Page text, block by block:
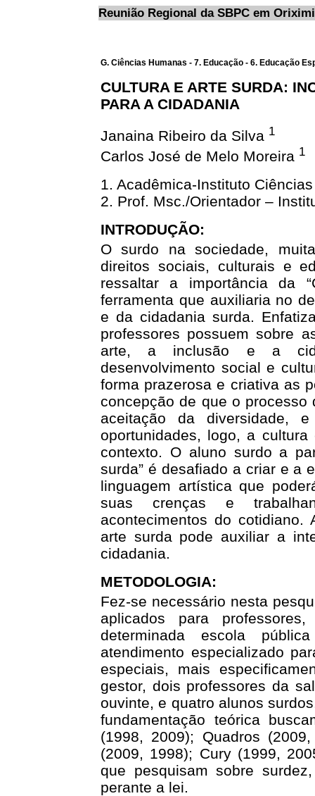
Reunião Regional da SBPC em
G. Ciências Humanas - 7. Educação - 6. Educação
CULTURA E ARTE SURDA:
PARA A CIDADANIA
Janaina Ribeiro da Silva 1
Carlos José de Melo Moreira 1
1. Acadêmica-Instituto
2. Prof. Msc./Orientador –
INTRODUÇÃO:
O surdo na sociedade,
direitos sociais, culturais e
ressaltar a importância da
ferramenta que auxiliaria no
e da cidadania surda.
professores possuem sobre
arte, a inclusão e a
desenvolvimento social e
forma prazerosa e criativa as
concepção de que o
aceitação da diversidade,
oportunidades, logo, a
contexto. O aluno surdo a
surda” é desafiado a criar e a
linguagem artística que
suas crenças e
acontecimentos do
arte surda pode auxiliar a
cidadania.
METODOLOGIA:
Fez-se necessário nesta
aplicados para
determinada escola
atendimento especializado
especiais, mais
gestor, dois professores da
ouvinte, e quatro alunos
fundamentação teórica
(1998, 2009); Quadros
(2009, 1998); Cury (1999,
que pesquisam sobre
perante a lei.